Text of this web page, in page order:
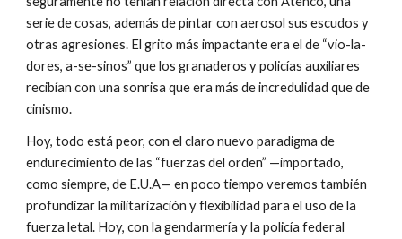
serie de cosas, además de pintar con aerosol sus escudos y
otras agresiones. El grito más impactante era el de “vio-la-
dores, a-se-sinos” que los granaderos y policías auxiliares
recibían con una sonrisa que era más de incredulidad que de
cinismo.
Hoy, todo está peor, con el claro nuevo paradigma de
endurecimiento de las “fuerzas del orden” —importado,
como siempre, de E.U.A— en poco tiempo veremos también
profundizar la militarización y flexibilidad para el uso de la
fuerza letal. Hoy, con la gendarmería y la policía federal